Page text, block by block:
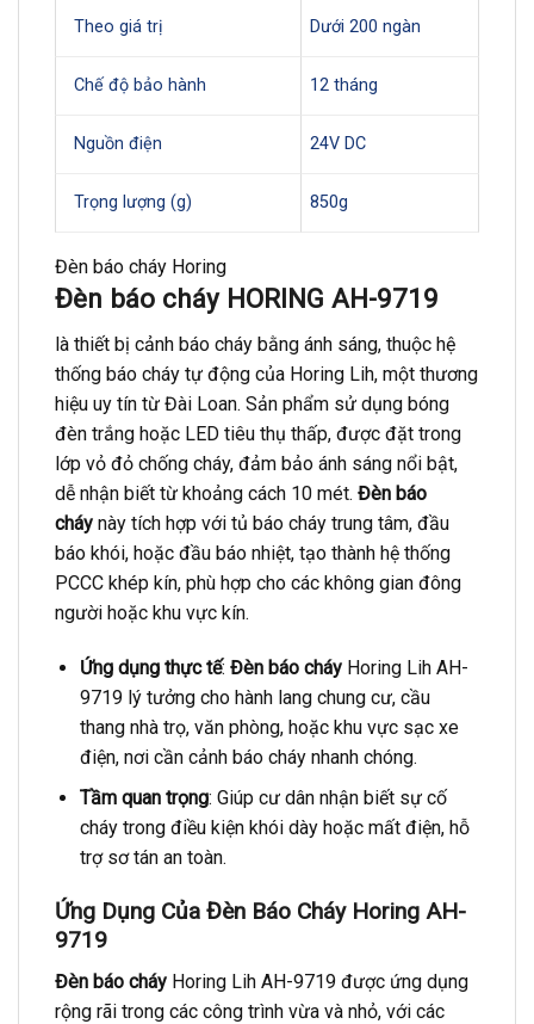
Theo giá trị Dưới 200 ngàn
Chế độ bảo hành 12 tháng
Nguồn điện 24V DC
Trọng lượng (g) 850g
Đèn báo cháy Horing
Đèn báo cháy HORING AH-9719
là thiết bị cảnh báo cháy bằng ánh sáng, thuộc hệ
thống báo cháy tự động của Horing Lih, một thương
hiệu uy tín từ Đài Loan. Sản phẩm sử dụng bóng
đèn trắng hoặc LED tiêu thụ thấp, được đặt trong
lớp vỏ đỏ chống cháy, đảm bảo ánh sáng nổi bật,
dễ nhận biết từ khoảng cách 10 mét. Đèn báo
cháy này tích hợp với tủ báo cháy trung tâm, đầu
báo khói, hoặc đầu báo nhiệt, tạo thành hệ thống
PCCC khép kín, phù hợp cho các không gian đông
người hoặc khu vực kín.
Ứng dụng thực tế: Đèn báo cháyHoring Lih AH-
9719 lý tưởng cho hành lang chung cư, cầu
thang nhà trọ, văn phòng, hoặc khu vực sạc xe
điện, nơi cần cảnh báo cháy nhanh chóng.
Tầm quan trọng: Giúp cư dân nhận biết sự cố
cháy trong điều kiện khói dày hoặc mất điện, hỗ
trợ sơ tán an toàn.
Ứng Dụng Của Đèn Báo Cháy Horing AH-
9719
Đèn báo cháy Horing Lih AH-9719 được ứng dụng
rộng rãi trong các công trình vừa và nhỏ, với các